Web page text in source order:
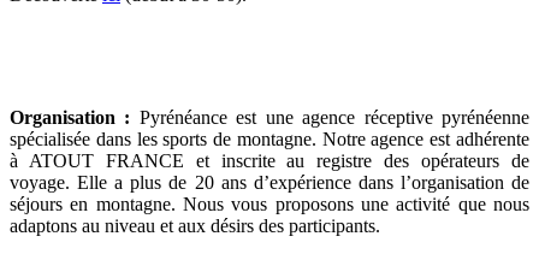
Organisation : Pyrénéance est une agence réceptive pyrénéenne
spécialisée dans les sports de montagne. Notre agence est adhérente
à ATOUT FRANCE et inscrite au registre des opérateurs de
voyage. Elle a plus de 20 ans d’expérience dans l’organisation de
séjours en montagne. Nous vous proposons une activité que nous
adaptons au niveau et aux désirs des participants.